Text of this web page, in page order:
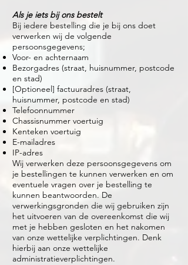
Als je iets bij ons bestelt
Bij iedere bestelling die je bij ons doet
verwerken wij de volgende
persoonsgegevens;
Voor- en achternaam
Bezorgadres (straat, huisnummer, postcode
en stad)
[Optioneel] factuuradres (straat,
huisnummer, postcode en stad)
Telefoonnummer
Chassisnummer voertuig
Kenteken voertuig
E-mailadres
IP-adres
Wij verwerken deze persoonsgegevens om
je bestellingen te kunnen verwerken en om
eventuele vragen over je bestelling te
kunnen beantwoorden. De
verwerkingsgronden die wij gebruiken zijn
het uitvoeren van de overeenkomst die wij
met je hebben gesloten en het nakomen
van onze wettelijke verplichtingen. Denk
hierbij aan onze wettelijke
administratieverplichtingen.